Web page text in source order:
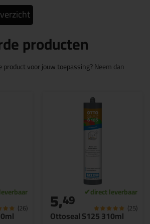
producten
voor jouw toepassing?Neem dan
(26)
Ottoseal S125 310ml
5,49 (25)